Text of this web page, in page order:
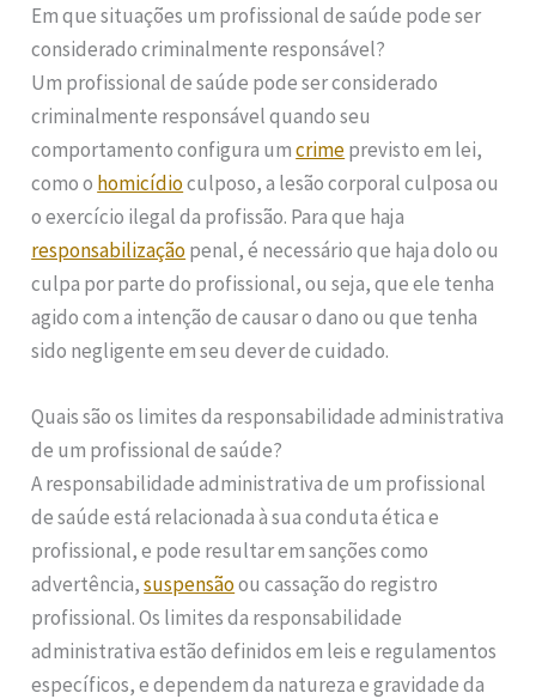
Em que situações um profissional de saúde pode ser
considerado criminalmente responsável?
Um profissional de saúde pode ser considerado
criminalmente responsável quando seu
comportamento configura umcrimeprevisto em lei,
como o homicídioculposo, a lesão corporal culposa ou
o exercício ilegal da profissão. Para que haja
responsabilizaçãopenal, é necessário que haja dolo ou
culpa por parte do profissional, ou seja, que ele tenha
agido com a intenção de causar o dano ou que tenha
sido negligente em seu dever de cuidado.
Quais são os limites da responsabilidade administrativa
de um profissional de saúde?
A responsabilidade administrativa de um profissional
de saúde está relacionada à sua conduta ética e
profissional, e pode resultar em sanções como
advertência,suspensãoou cassação do registro
profissional. Os limites da responsabilidade
administrativa estão definidos em leis e regulamentos
específicos, e dependem da natureza e gravidade da